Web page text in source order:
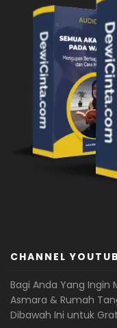
CHANNEL
Bagi Anda Yang Ingin
Asmara & Rumah
Dibawah Ini untuk